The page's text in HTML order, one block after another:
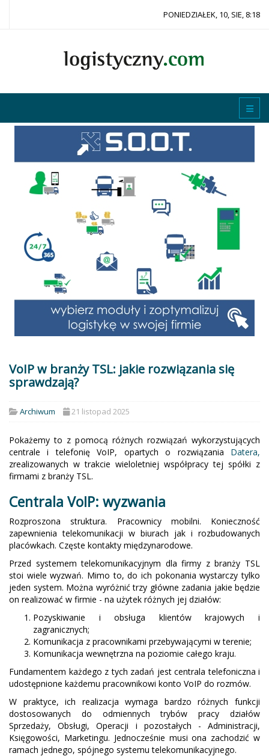
PONIEDZIAŁEK, 10, SIE, 8:18
VoIP w branży TSL: jakie rozwiązania się
sprawdzają?
Archiwum 21 listopad 2025
Pokażemy to z pomocą różnych rozwiązań wykorzystujących
centrale i telefonię VoIP, opartych o rozwiązania Datera,
zrealizowanych w trakcie wieloletniej współpracy tej spółki z
firmami z branży TSL.
Centrala VoIP: wyzwania
Rozproszona struktura. Pracownicy mobilni. Konieczność
zapewnienia telekomunikacji w biurach jak i rozbudowanych
placówkach. Częste kontakty międzynarodowe.
Przed systemem telekomunikacyjnym dla firmy z branży TSL
stoi wiele wyzwań. Mimo to, do ich pokonania wystarczy tylko
jeden system. Można wyróżnić trzy główne zadania jakie będzie
on realizować w firmie - na użytek różnych jej działów:
Pozyskiwanie i obsługa klientów krajowych i
zagranicznych;
Komunikacja z pracownikami przebywającymi w terenie;
Komunikacja wewnętrzna na poziomie całego kraju.
Fundamentem każdego z tych zadań jest centrala telefoniczna i
udostępnione każdemu pracownikowi konto VoIP do rozmów.
W praktyce, ich realizacja wymaga bardzo różnych funkcji
dostosowanych do odmiennych trybów pracy działów
Sprzedaży, Obsługi, Operacji i pozostałych - Administracji,
Księgowości, Marketingu. Jednocześnie musi ona zachodzić w
ramach jednego, spójnego systemu telekomunikacyjnego.